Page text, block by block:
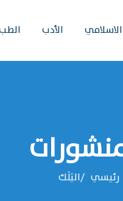
الأدب
رئيسي اليَلَك